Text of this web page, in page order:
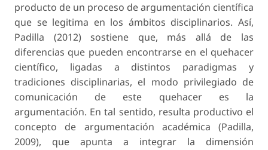
producto de un proceso de argumentación científica
que se legitima en los ámbitos disciplinarios. Así,
Padilla (2012) sostiene que, más allá de las
diferencias que pueden encontrarse en el quehacer
científico, ligadas a distintos paradigmas y
tradiciones disciplinarias, el modo privilegiado de
comunicación de este quehacer es la
argumentación. En tal sentido, resulta productivo el
concepto de argumentación académica (Padilla,
2009), que apunta a integrar la dimensión